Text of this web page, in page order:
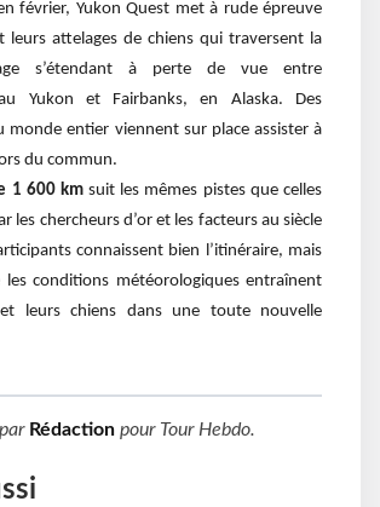
février, Yukon Quest met à rude épreuve
leurs attelages de chiens qui traversent la
s’étendant à perte de vue entre
Yukon et Fairbanks, en Alaska. Des
monde entier viennent sur place assister à
du commun.
1 600 kmsuit les mêmes pistes que celles
les chercheurs d’or et les facteurs au siècle
connaissent bien l’itinéraire, mais
les conditions météorologiques entraînent
leurs chiens dans une toute nouvelle
Rédaction pour Tour Hebdo.